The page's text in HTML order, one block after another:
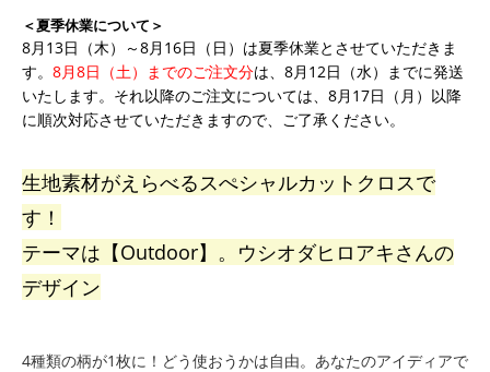
＜夏季休業について＞
8月13日（木）～8月16日（日）は夏季休業とさせていただきま
す。 8月8日（土）までのご注文分は、8月12日（水）までに発送
いたします。それ以降のご注文については、8月17日（月）以降
に順次対応させていただきますので、ご了承ください。
生地素材がえらべるスぺシャルカットクロスで
す！
テーマは【Outdoor】。ウシオダヒロアキさんの
デザイン
4種類の柄が1枚に！どう使おうかは自由。あなたのアイディアで